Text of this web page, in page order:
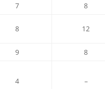
7
8
8 12
9
8
4 –